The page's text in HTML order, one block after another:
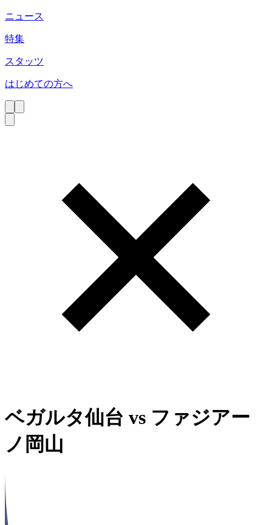
ニュース
特集
スタッツ
はじめての方へ
ベガルタ仙台 vs ファジアー
ノ岡山